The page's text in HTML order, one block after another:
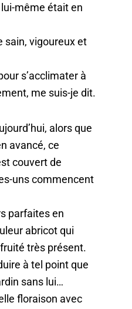
même était en
sain, vigoureux et
s’acclimater à
me suis-je dit.
alors que
avancé, ce
couvert de
uns commencent
parfaites en
abricot qui
très présent.
à tel point que
sans lui…
floraison avec